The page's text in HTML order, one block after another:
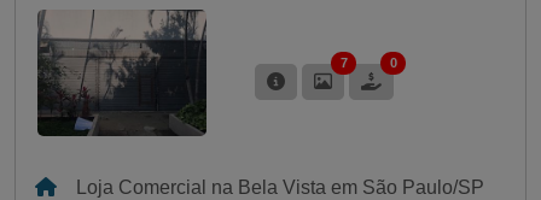
7 0
Loja Comercial na Bela Vista em São Paulo/SP